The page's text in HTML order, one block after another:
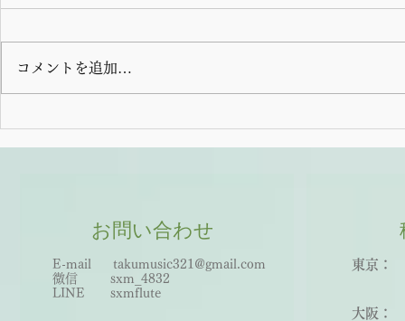
午後京劇昆曲の部
曲講義
コメントを追加…
お問い合わせ
E-mailtakumusic321@gmail.com
微信 sxm_4832
LINE sxmflute​
東京：
大阪